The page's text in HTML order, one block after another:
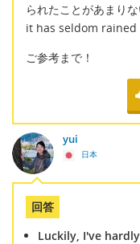
られたことがあまり
it has seldom rained
ご参考まで！
yui
日本
回答
Luckily, I've